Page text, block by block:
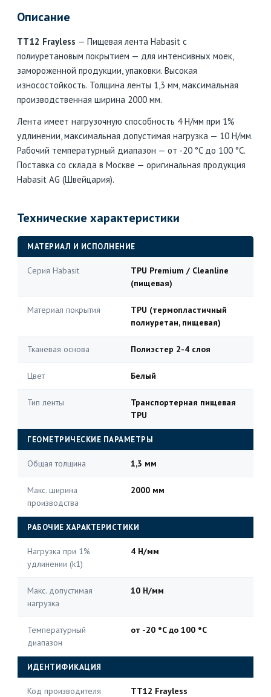
Описание
TT12 Frayless — Пищевая лента Habasit с
полиуретановым покрытием — для интенсивных моек,
замороженной продукции, упаковки. Высокая
износостойкость. Толщина ленты 1,3 мм, максимальная
производственная ширина 2000 мм.
Лента имеет нагрузочную способность 4 Н/мм при 1%
удлинении, максимальная допустимая нагрузка — 10 Н/мм.
Рабочий температурный диапазон — от -20 °C до 100 °C.
Поставка со склада в Москве — оригинальная продукция
Habasit AG (Швейцария).
Технические характеристики
МАТЕРИАЛ И ИСПОЛНЕНИЕ
Серия Habasit
TPU Premium / Cleanline
(пищевая)
Материал покрытия
TPU (термопластичный
полиуретан, пищевая)
Тканевая основа Полиэстер 2-4 слоя
Цвет Белый
Тип ленты
Транспортерная пищевая
TPU
ГЕОМЕТРИЧЕСКИЕ ПАРАМЕТРЫ
Общая толщина 1,3 мм
Макс. ширина
производства
2000 мм
РАБОЧИЕ ХАРАКТЕРИСТИКИ
Нагрузка при 1%
удлинении (k1)
4 Н/мм
Макс. допустимая
нагрузка
10 Н/мм
Температурный
диапазон
от -20 °C до 100 °C
ИДЕНТИФИКАЦИЯ
Код производителя TT12 Frayless